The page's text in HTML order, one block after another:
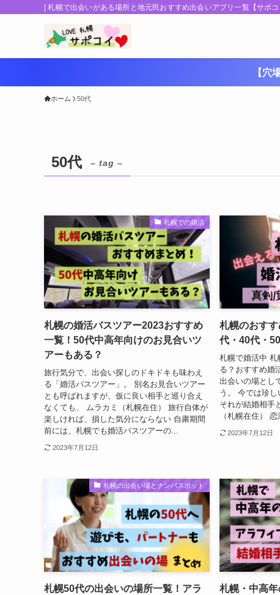
| 札幌で出会いがある場所と地元民おすすめ出会いアプリ一覧【サポコ
【穴
ホーム 50代
50代 – tag –
札幌での婚活
札幌の婚活バスツアー2023おすすめ
一覧！50代中高年向けのお見合いツ
アーもある？
旅行気分で、出会い探しのドキドキも味わえ
る「婚活バスツアー」。 別名お見合いツアー
とも呼ばれますが、仮に良い相手と巡り合え
なくても、 ムラカミ（札幌在住） 旅行自体が
楽しければ、損した気分にならない 自粛期間
前には、札幌でも婚活バスツアーの...
2023年7月12日
札幌のおす
代・40代・
札幌で婚活中 札
る？おすすめ婚
出会いの場とし
う。 今では珍し
それが結婚相手
（札幌在住）
2023年7月12日
札幌の出会い場とナンパスポット
札幌50代の出会いの場所一覧！アラ
札幌・中高